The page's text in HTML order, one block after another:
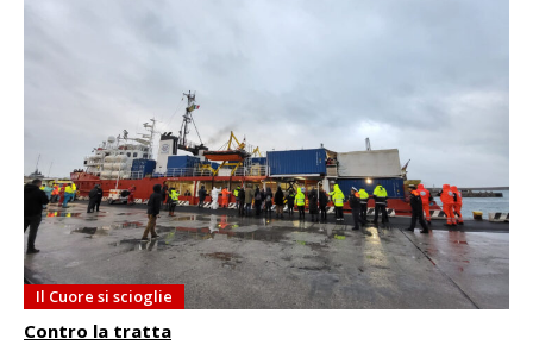
Il Cuore si scioglie
Contro la tratta